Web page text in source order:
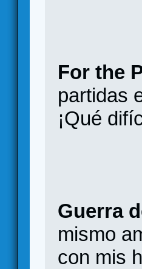
For the
partidas
¡Qué
Guerra
mismo
con mis